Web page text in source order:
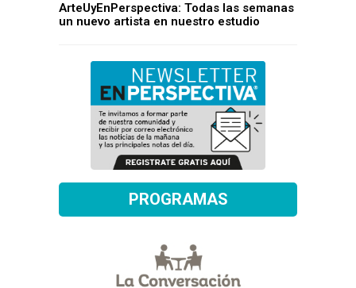
ArteUyEnPerspectiva: Todas las semanas
un nuevo artista en nuestro estudio
PROGRAMAS